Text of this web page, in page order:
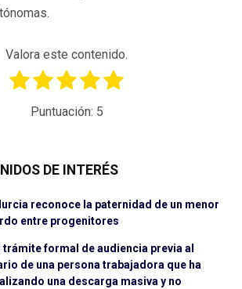
Valora este contenido.
Puntuación: 5
DE INTERÉS
reconoce la paternidad de un menor
entre progenitores
formal de audiencia previa al
de una persona trabajadora que ha
una descarga masiva y no